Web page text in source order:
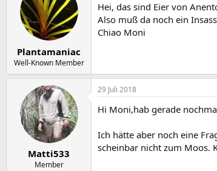
Plantamaniac
Well-Known Member
Hei, das sind Eier von
Also muß da noch ein
Chiao Moni
Matti533
Member
29 Juli 2018
Hi Moni,hab gerade
Ich hätte aber noch eine
scheinbar nicht zum Moos.